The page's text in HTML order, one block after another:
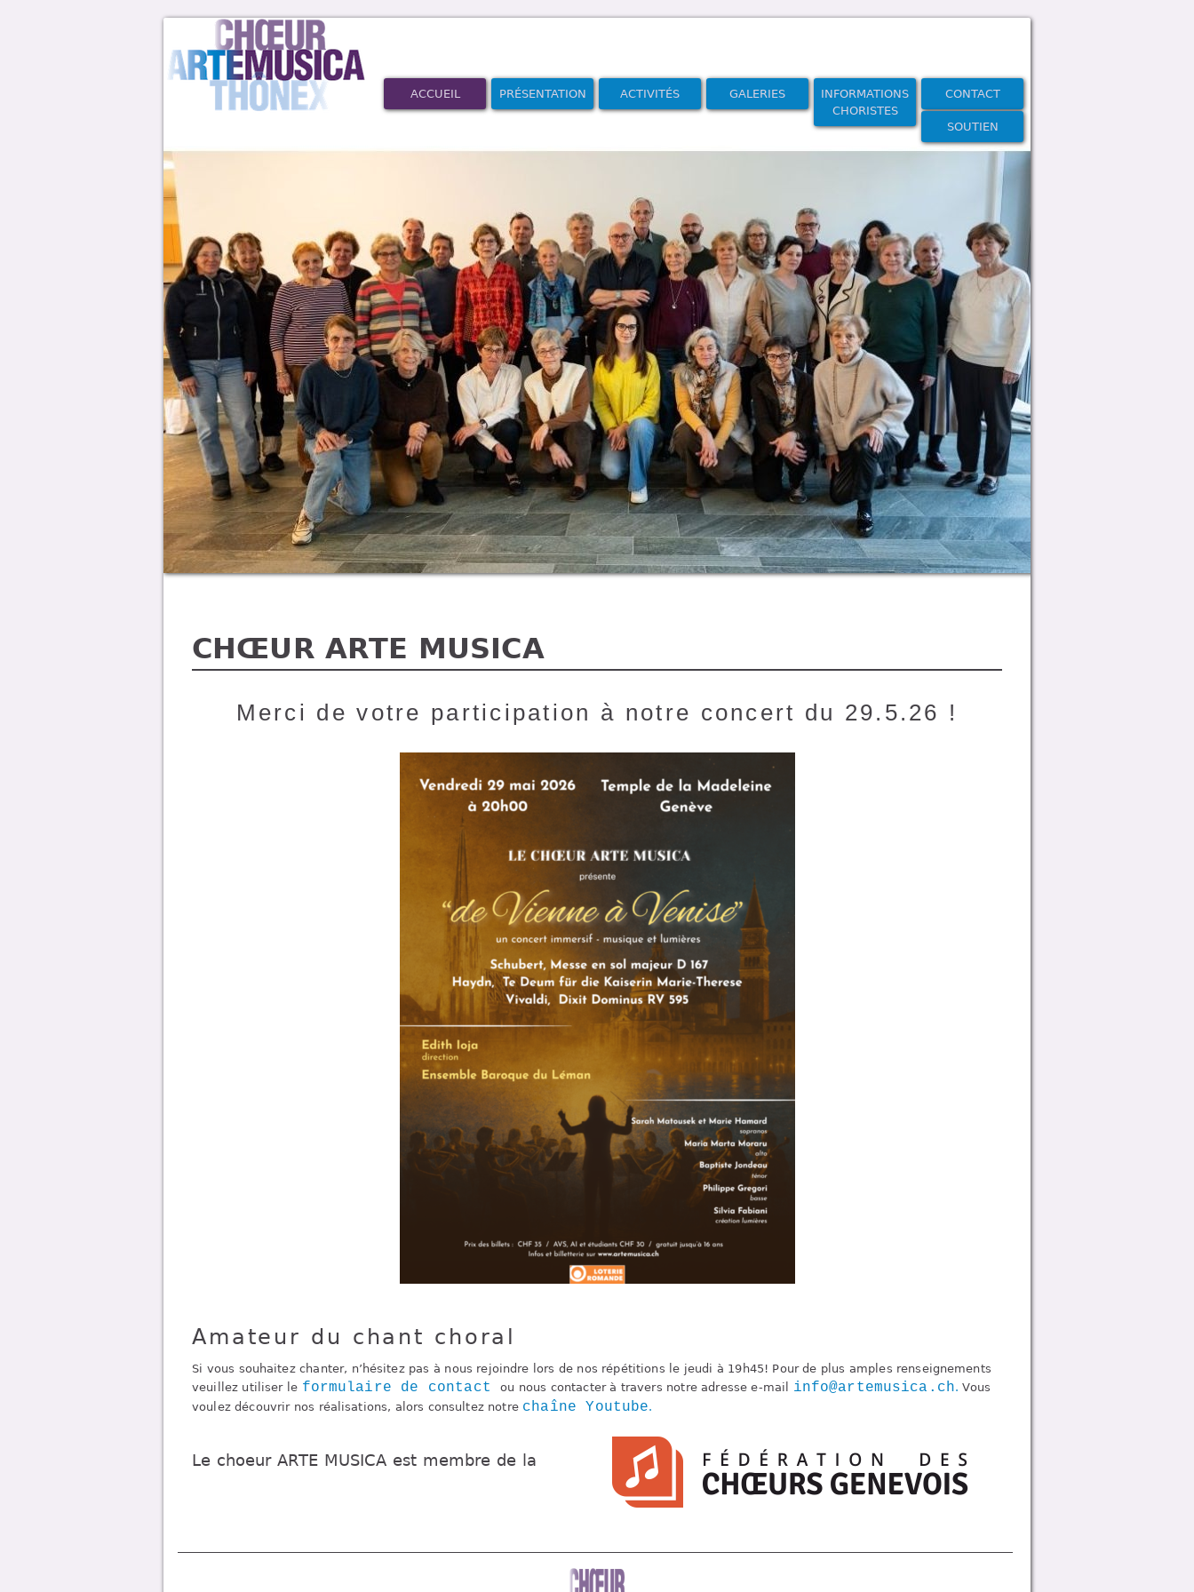
ACCUEIL PRÉSENTATION ACTIVITÉS GALERIES
INFORMATIONS
CHORISTES
CONTACT
SOUTIEN
CHŒUR ARTE MUSICA
Merci de votre participation à notre concert du 29.5.26 !
Amateur du chant choral
Si vous souhaitez chanter, n’hésitez pas à nous rejoindre lors de nos répétitions le jeudi à 19h45! Pour de plus amples renseignements
veuillez utiliser le formulaire de contact ou nous contacter à travers notre adresse e-mail info@artemusica.ch. Vous
voulez découvrir nos réalisations, alors consultez notre chaîne Youtube.
Le choeur ARTE MUSICA est membre de la